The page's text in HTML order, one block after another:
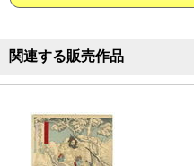
関連する販売作品